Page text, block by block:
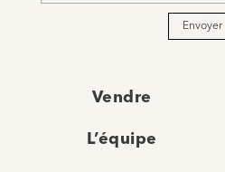
Envoyer
Vendre
L’équipe